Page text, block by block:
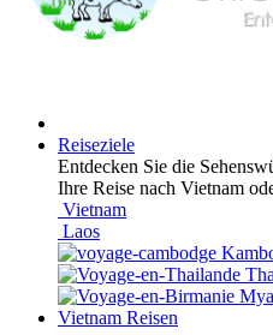
Reiseziele
Entdecken Sie die
Ihre Reise nach Vietnam
Vietnam
Laos
Vietnam Reisen